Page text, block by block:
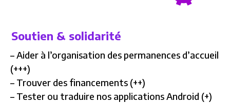
Soutien & solidarité
– Aider à l’organisation des permanences d’accueil
(+++)
– Trouver des financements (++)
– Tester ou traduire nos applications Android (+)